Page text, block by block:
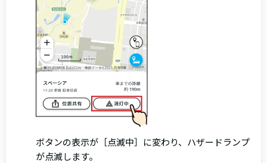
ボタンの表示が［点滅中］に変わり、ハザードランプ
が点滅します。